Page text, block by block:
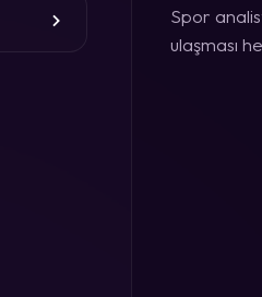
Spor
ulaşması